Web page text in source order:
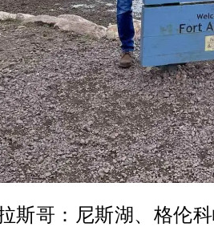
斯哥：尼斯湖、格伦